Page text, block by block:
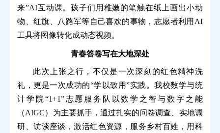
来”AI互动课。孩子们用稚嫩的笔触在纸上画出小动
物、红旗、八路军等自己喜欢的事物，志愿者利用AI
工具将图像转化成动态视频。
青春答卷写在大地深处
此次上张之行，不仅是一次深刻的红色精神洗
礼，更是一次成功的“学以致用”实践。我校数学与统
计学院“1+1”志愿服务队以数学之智与数字之能
（AIGC）为主要抓手，通过扎实的问卷调查、实地调
研、访谈座谈，激活红色资源，服务乡村百姓，用科